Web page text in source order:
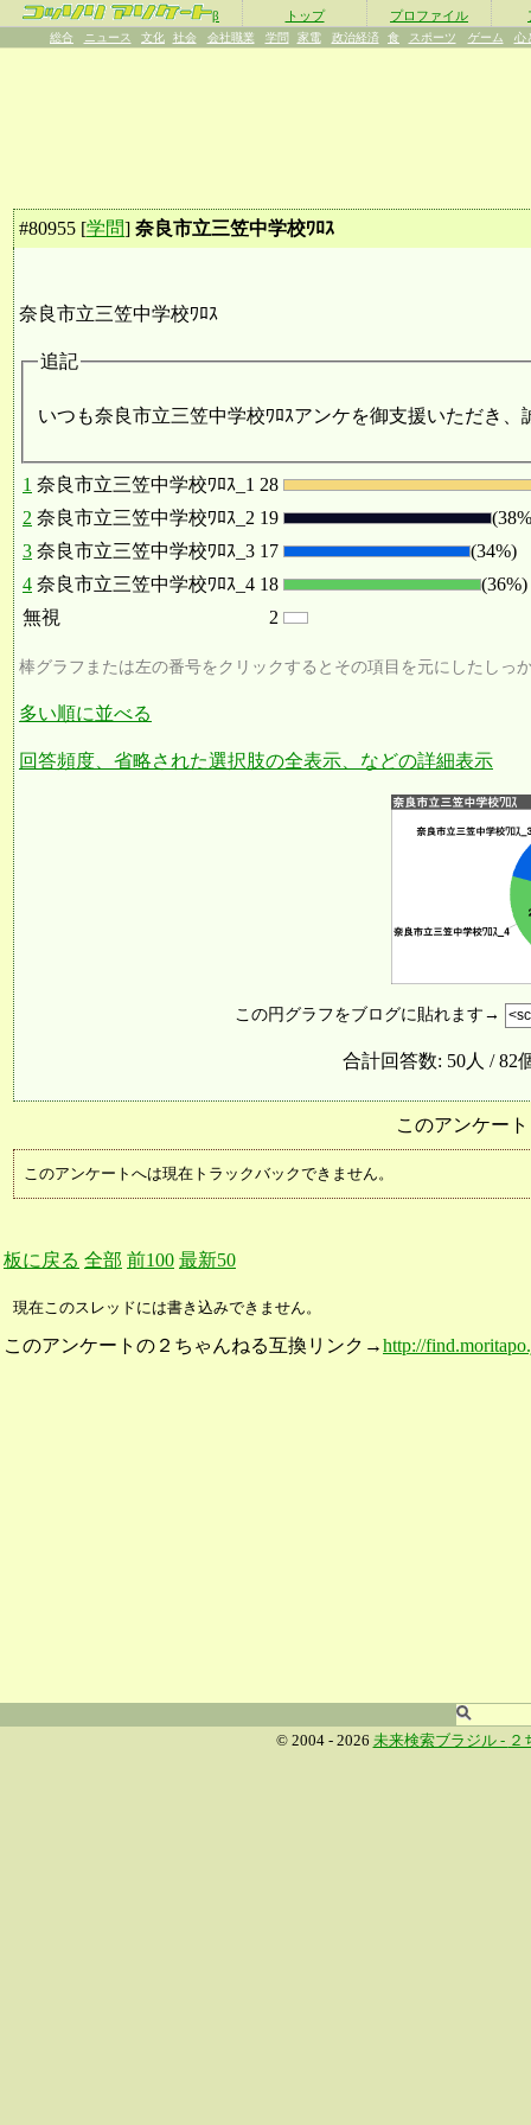
β トップ プロファイル
総合 ニュース 文化 社会 会社職業 学問 家電 政治経済 食 スポーツ ゲーム 心
#80955 [学問] 奈良市立三笠中学校ﾜﾛｽ
奈良市立三笠中学校ﾜﾛｽ
追記
いつも奈良市立三笠中学校ﾜﾛｽアンケを御支援いただき
1 奈良市立三笠中学校ﾜﾛｽ_1 28
2 奈良市立三笠中学校ﾜﾛｽ_2 19
3 奈良市立三笠中学校ﾜﾛｽ_3 17
(34%)
4 奈良市立三笠中学校ﾜﾛｽ_4 18
(36%)
無視
2
棒グラフまたは左の番号をクリックするとその項目を元にしたしっ
多い順に並べる
回答頻度、省略された選択肢の全表示、などの詳細表示
この円グラフをブログに貼れます→
合計回答数: 50人 / 82
このアンケー
このアンケートへは現在トラックバックできません。
板に戻る 全部 前100 最新50
現在このスレッドには書き込みできません。
このアンケートの２ちゃんねる互換リンク→http://
© 2004 - 2026 未来検索ブラジル - ２